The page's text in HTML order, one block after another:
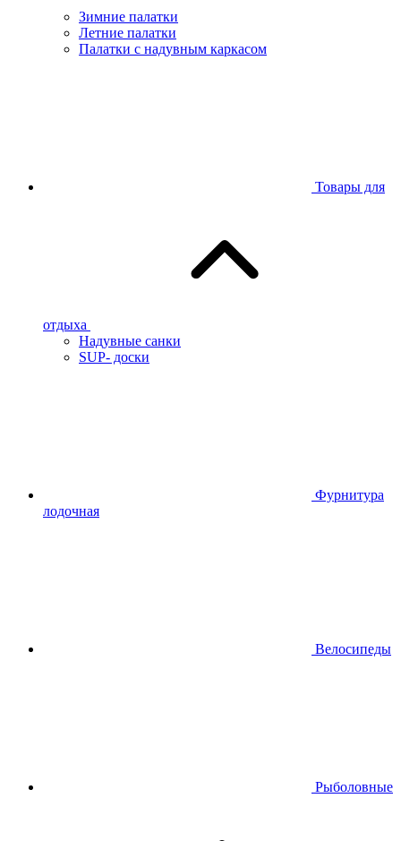
Зимние палатки
Летние палатки
Палатки с надувным каркасом
Товары для
отдыха
Надувные санки
SUP- доски
Фурнитура
лодочная
Велосипеды
Рыболовные